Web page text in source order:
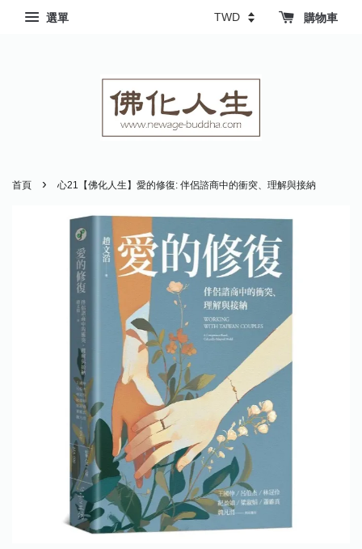
選單 購物車
首頁 › 心21【佛化人生】愛的修復: 伴侶諮商中的衝突、理解與接納